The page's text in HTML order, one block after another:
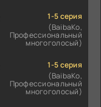
1-5 серия
(BaibaKo,
Профессиональный
многоголосый)
1-5 серия
(BaibaKo,
Профессиональный
многоголосый)